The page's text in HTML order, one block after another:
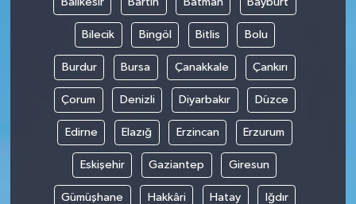
Bilecik Bingöl Bitlis Bolu
Burdur Bursa Çanakkale Çankırı
Çorum Denizli Diyarbakır Düzce
Edirne Elazığ Erzincan Erzurum
Eskişehir Gaziantep Giresun
Gümüşhane Hakkâri Hatay Iğdır